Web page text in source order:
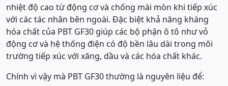
nhiệt độ cao từ động cơ và chống mài mòn khi tiếp xúc
với các tác nhân bên ngoài. Đặc biệt khả năng kháng
hóa chất của PBT GF30 giúp các bộ phận ô tô như vỏ
động cơ và hệ thống điện có độ bền lâu dài trong môi
trường tiếp xúc với xăng, dầu và các hóa chất khác.
Chính vì vậy mà PBT GF30 thường là nguyên liệu để: